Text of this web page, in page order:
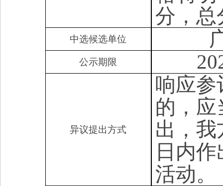
分，总
中选候选单位
公示期限
异议提出方式
响应参
的，应
出，我
日内
活动。